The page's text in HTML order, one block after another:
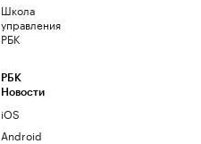
Школа
управления
РБК
РБК
Новости
iOS
Android